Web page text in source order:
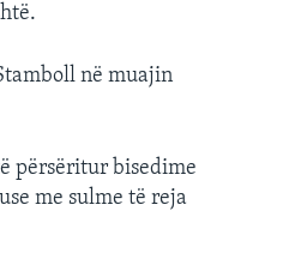
në muajin
përsëritur bisedime
me sulme të reja